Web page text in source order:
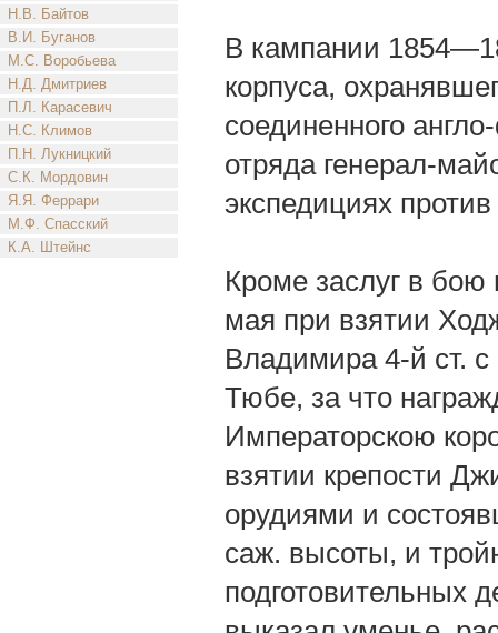
Н.В. Байтов
В.И. Буганов
М.С. Воробьева
Н.Д. Дмитриев
П.Л. Карасевич
Н.С. Климов
П.Н. Лукницкий
С.К. Мордовин
Я.Я. Феррари
М.Ф. Спасский
К.А. Штейнс
В кампании
корпуса,
соединенного
отряда генерал-
экспедициях
Кроме заслуг в
мая при взятии
Владимира 4-й ст.
Тюбе, за что
Императорскою
взятии крепости
орудиями и
саж. высоты, и
подготовительных